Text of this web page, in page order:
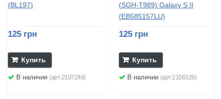
(BL197)
125 грн
Купить
В наличии (арт:2107248)
(SGH-T989) Galaxy S II
(EB585157LU)
125 грн
Купить
В наличии (арт:2106329)